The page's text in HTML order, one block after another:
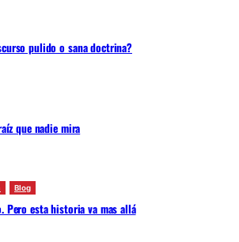
pulido o sana doctrina?
que nadie mira
Blog
Pero esta historia va mas allá